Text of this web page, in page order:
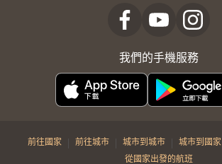
我們的手機服務
前往國家 | 前往城市 | 城市到城市 | 城市到國家
從國家出發的航班